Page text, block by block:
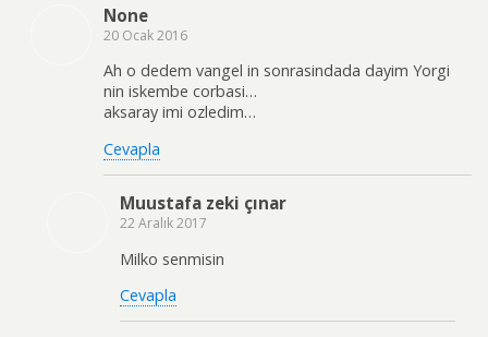
None
20 Ocak 2016
Ah o dedem vangel in sonrasindada dayim Yorgi
nin iskembe corbasi…
aksaray imi ozledim…
Cevapla
Muustafa zeki çınar
22 Aralık 2017
Milko senmisin
Cevapla